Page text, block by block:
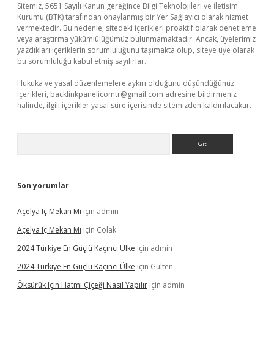
Sitemiz, 5651 Sayılı Kanun gereğince Bilgi Teknolojileri ve İletişim
Kurumu (BTK) tarafından onaylanmış bir Yer Sağlayıcı olarak hizmet
vermektedir. Bu nedenle, sitedeki içerikleri proaktif olarak denetleme
veya araştırma yükümlülüğümüz bulunmamaktadır. Ancak, üyelerimiz
yazdıkları içeriklerin sorumluluğunu taşımakta olup, siteye üye olarak
bu sorumluluğu kabul etmiş sayılırlar.
Hukuka ve yasal düzenlemelere aykırı olduğunu düşündüğünüz
içerikleri, backlinkpanelicomtr@gmail.com adresine bildirmeniz
halinde, ilgili içerikler yasal süre içerisinde sitemizden kaldırılacaktır.
Son yorumlar
Açelya Iç Mekan Mı için admin
Açelya Iç Mekan Mı için Çolak
2024 Türkiye En Güçlü Kaçıncı Ülke için admin
2024 Türkiye En Güçlü Kaçıncı Ülke için Gülten
Öksürük Için Hatmi Çiçeği Nasıl Yapılır için admin